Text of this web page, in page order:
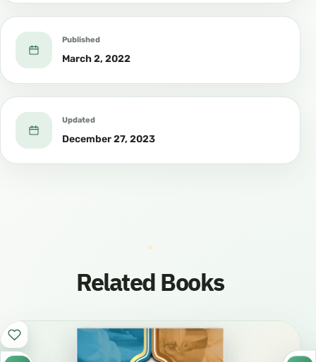
Published
March 2, 2022
Updated
December 27, 2023
Related Books